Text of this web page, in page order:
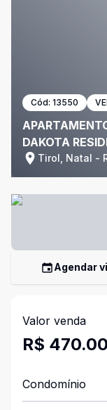
Cód: 13550
DAKOTA
Tirol, Natal -
Agendar
Valor venda
R$
Condomínio